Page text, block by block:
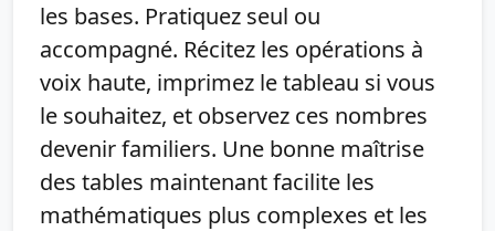
les bases. Pratiquez seul ou
accompagné. Récitez les opérations à
voix haute, imprimez le tableau si vous
le souhaitez, et observez ces nombres
devenir familiers. Une bonne maîtrise
des tables maintenant facilite les
mathématiques plus complexes et les